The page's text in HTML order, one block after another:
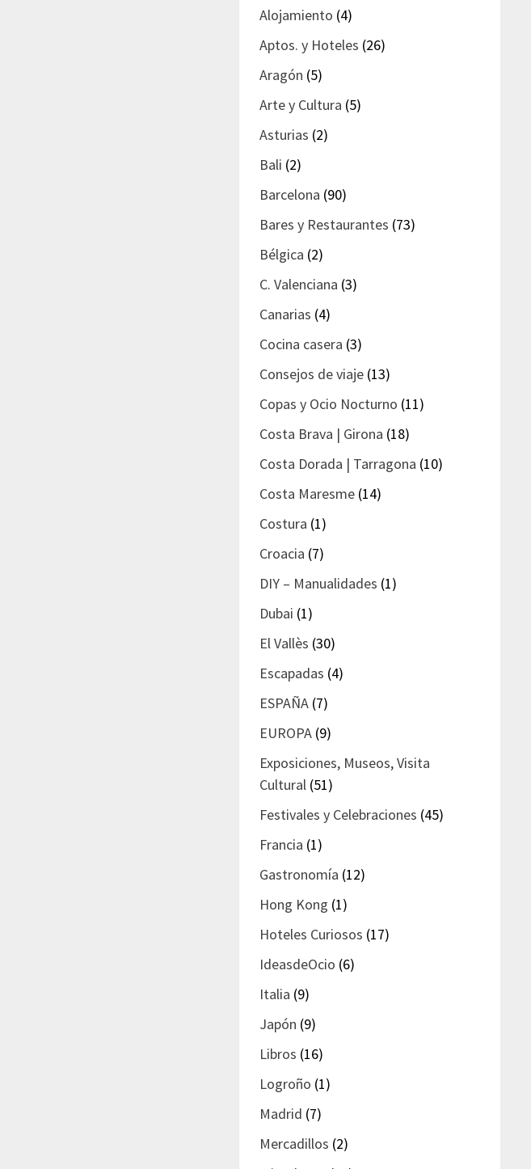
Alojamiento (4)
Aptos. y Hoteles (26)
Aragón (5)
Arte y Cultura (5)
Asturias (2)
Bali (2)
Barcelona (90)
Bares y Restaurantes (73)
Bélgica (2)
C. Valenciana (3)
Canarias (4)
Cocina casera (3)
Consejos de viaje (13)
Copas y Ocio Nocturno (11)
Costa Brava | Girona (18)
Costa Dorada | Tarragona (10)
Costa Maresme (14)
Costura (1)
Croacia (7)
DIY – Manualidades (1)
Dubai (1)
El Vallès (30)
Escapadas (4)
ESPAÑA (7)
EUROPA (9)
Exposiciones, Museos, Visita
Cultural (51)
Festivales y Celebraciones (45)
Francia (1)
Gastronomía (12)
Hong Kong (1)
Hoteles Curiosos (17)
IdeasdeOcio (6)
Italia (9)
Japón (9)
Libros (16)
Logroño (1)
Madrid (7)
Mercadillos (2)